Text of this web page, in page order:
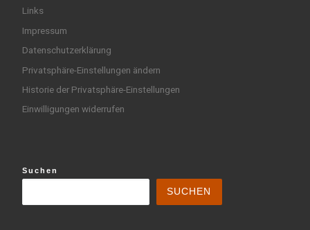
Links
Impressum
Datenschutzerklärung
Privatsphäre-Einstellungen ändern
Historie der Privatsphäre-Einstellungen
Einwilligungen widerrufen
Suchen
SUCHEN